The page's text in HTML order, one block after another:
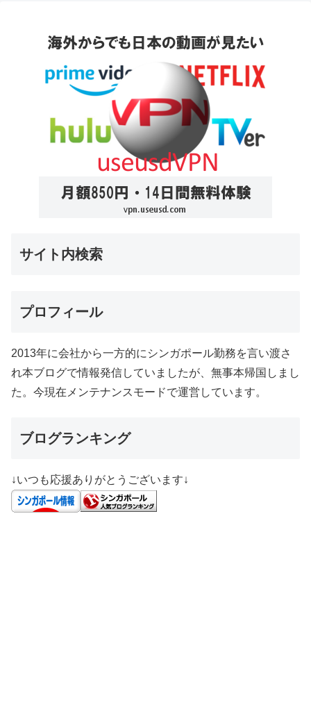
サイト内検索
プロフィール
2013年に会社から一方的にシンガポール勤務を言い渡さ
れ本ブログで情報発信していましたが、無事本帰国しまし
た。今現在メンテナンスモードで運営しています。
ブログランキング
↓いつも応援ありがとうございます↓